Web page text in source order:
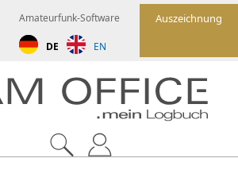
Auszeichnung
Amateurfunk-Software
DE EN